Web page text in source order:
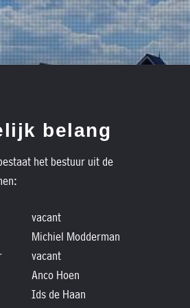
belang
het bestuur uit de
vacant
Michiel Modderman
vacant
Anco Hoen
Ids de Haan